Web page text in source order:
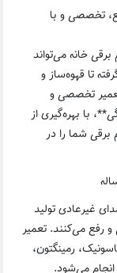
تخصصی و با
خانه می‌تواند
تا قهوه‌ساز و
تعمیر تخصصی و
با بهره‌گیری از
شما را در
غیرعادی تولید
رفع می‌کنند. تعمیر
رمینگتون،
می‌شود.